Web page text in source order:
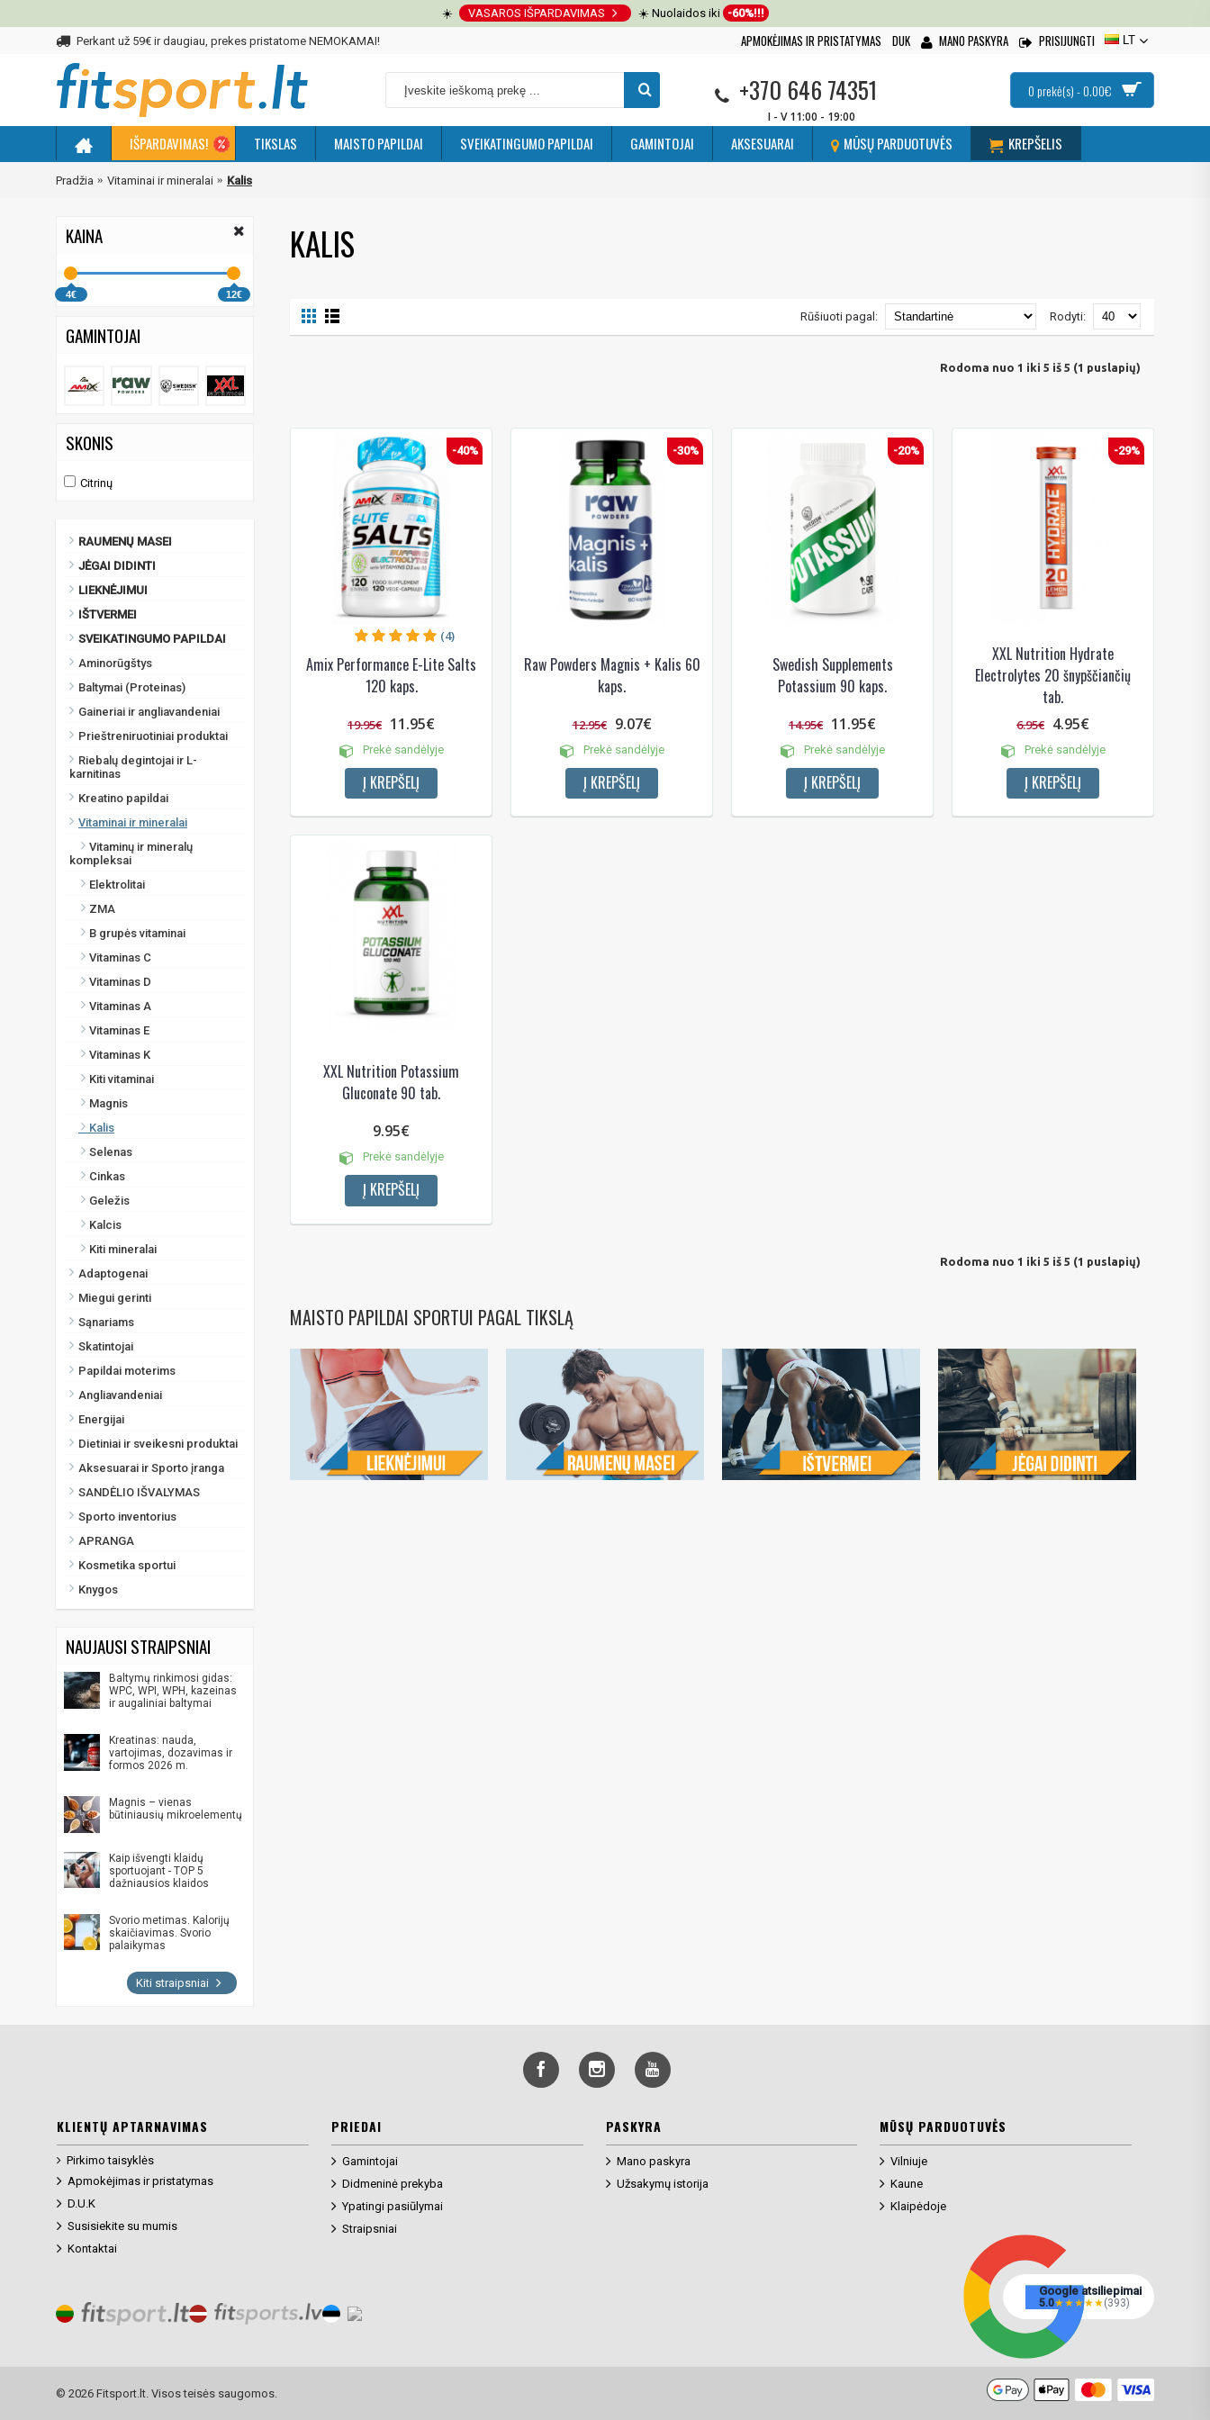
☀️ VASAROS IŠPARDAVIMAS ☀️ Nuolaidos iki -60%!!!
Perkant už 59€ ir daugiau, prekes pristatome NEMOKAMAI! APMOKĖJIMAS IR PRISTATYMAS DUK MANO PASKYRA PRISIJUNGTI LT
+370 646 74351
I - V 11:00 - 19:00
0 prekė(s) - 0.00€
IŠPARDAVIMAS! TIKSLAS MAISTO PAPILDAI SVEIKATINGUMO PAPILDAI GAMINTOJAI AKSESUARAI MŪSŲ PARDUOTUVĖS KREPŠELIS
Pradžia Vitaminai ir mineralai Kalis
KAINA
4€ 12€
GAMINTOJAI
SKONIS
Citrinų
RAUMENŲ MASEI
JĖGAI DIDINTI
LIEKNĖJIMUI
IŠTVERMEI
SVEIKATINGUMO PAPILDAI
Aminorūgštys
Baltymai (Proteinas)
Gaineriai ir angliavandeniai
Prieštreniruotiniai produktai
Riebalų degintojai ir L-
karnitinas
Kreatino papildai
Vitaminai ir mineralai
Vitaminų ir mineralų
kompleksai
Elektrolitai
ZMA
B grupės vitaminai
Vitaminas C
Vitaminas D
Vitaminas A
Vitaminas E
Vitaminas K
Kiti vitaminai
Magnis
Kalis
Selenas
Cinkas
Geležis
Kalcis
Kiti mineralai
Adaptogenai
Miegui gerinti
Sąnariams
Skatintojai
Papildai moterims
Angliavandeniai
Energijai
Dietiniai ir sveikesni produktai
Aksesuarai ir Sporto įranga
SANDĖLIO IŠVALYMAS
Sporto inventorius
APRANGA
Kosmetika sportui
Knygos
NAUJAUSI STRAIPSNIAI
Baltymų rinkimosi gidas:
WPC, WPI, WPH, kazeinas
ir augaliniai baltymai
Kreatinas: nauda,
vartojimas, dozavimas ir
formos 2026 m.
Magnis – vienas
būtiniausių mikroelementų
Kaip išvengti klaidų
sportuojant - TOP 5
dažniausios klaidos
Svorio metimas. Kalorijų
skaičiavimas. Svorio
palaikymas
Kiti straipsniai
KALIS
Rodyti:
Rūšiuoti pagal:
Rodoma nuo 1 iki 5 iš 5 (1 puslapių)
-40%
Amix Performance E-Lite Salts
120 kaps.
(4)
19.95€ 11.95€
Prekė sandėlyje
Į KREPŠELĮ
-30%
Raw Powders Magnis + Kalis 60
kaps.
12.95€ 9.07€
Prekė sandėlyje
Į KREPŠELĮ
-20%
Swedish Supplements
Potassium 90 kaps.
14.95€ 11.95€
Prekė sandėlyje
Į KREPŠELĮ
-29%
XXL Nutrition Hydrate
Electrolytes 20 šnypščiančių
tab.
6.95€ 4.95€
Prekė sandėlyje
Į KREPŠELĮ
XXL Nutrition Potassium
Gluconate 90 tab.
9.95€
Prekė sandėlyje
Į KREPŠELĮ
Rodoma nuo 1 iki 5 iš 5 (1 puslapių)
MAISTO PAPILDAI SPORTUI PAGAL TIKSLĄ
KLIENTŲ APTARNAVIMAS
Pirkimo taisyklės
Apmokėjimas ir pristatymas
D.U.K
Susisiekite su mumis
Kontaktai
PRIEDAI
Gamintojai
Didmeninė prekyba
Ypatingi pasiūlymai
Straipsniai
PASKYRA
Mano paskyra
Užsakymų istorija
MŪSŲ PARDUOTUVĖS
Vilniuje
Kaune
Klaipėdoje
Google atsiliepimai
5.0★★★★★(393)
© 2026 Fitsport.lt. Visos teisės saugomos.